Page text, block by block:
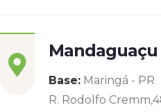
Mandaguaçu
Base: Maringá - PR
R. Rodolfo